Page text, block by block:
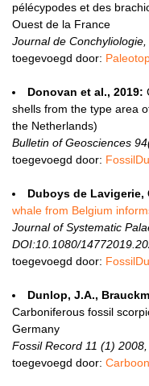
pélécypodes et des
Ouest de la France
Journal de
toegevoegd door:
Donovan et al., 2019:
shells from the type area
the Netherlands)
Bulletin of Geosciences
toegevoegd door:
Duboys de Lavigerie,
whale from Belgium
Journal of Systematic
DOI:10.1080/
toegevoegd door:
Dunlop, J.A.,
Carboniferous fossil
Germany
Fossil Record 11 (1)
toegevoegd door: Carboon